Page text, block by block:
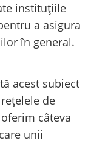
instituțiile
a asigura
în general.
acest subiect
de
câteva
unii